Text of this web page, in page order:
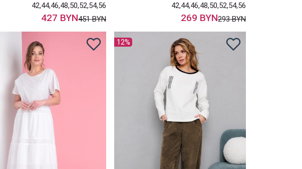
42,44,46,48,50,52,54,56
427 BYN451 BYN
42,44,46,48,50,52,54,56
269 BYN293 BYN
12%